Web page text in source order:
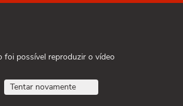
foi possível reproduzir o vídeo
Tentar novamente